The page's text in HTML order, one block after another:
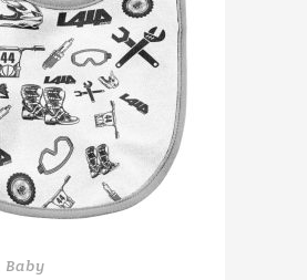
Baby